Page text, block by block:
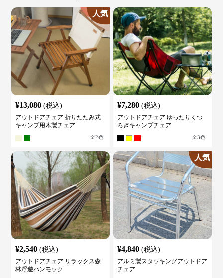
人気
¥13,080 (税込)
アウトドアチェア 折りたたみ式
キャンプ用木製チェア
全2色
¥7,280 (税込)
アウトドアチェア ゆったりくつ
ろぎキャンプチェア
全3色
¥2,540 (税込)
アウトドアチェア リラックス森
林浮遊ハンモック
人気
¥4,840 (税込)
アルミ製スタッキングアウトドア
チェア